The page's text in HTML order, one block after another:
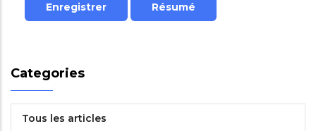
Categories
Tous les articles